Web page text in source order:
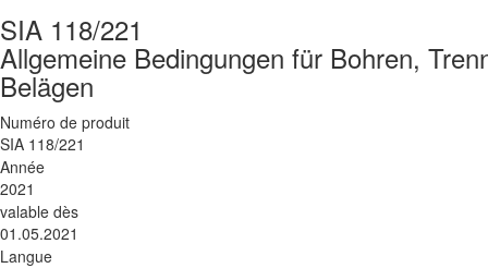
SIA 118/221
Allgemeine Bedingungen für Bohren,
Belägen
Numéro de produit
SIA 118/221
Année
2021
valable dès
01.05.2021
Langue